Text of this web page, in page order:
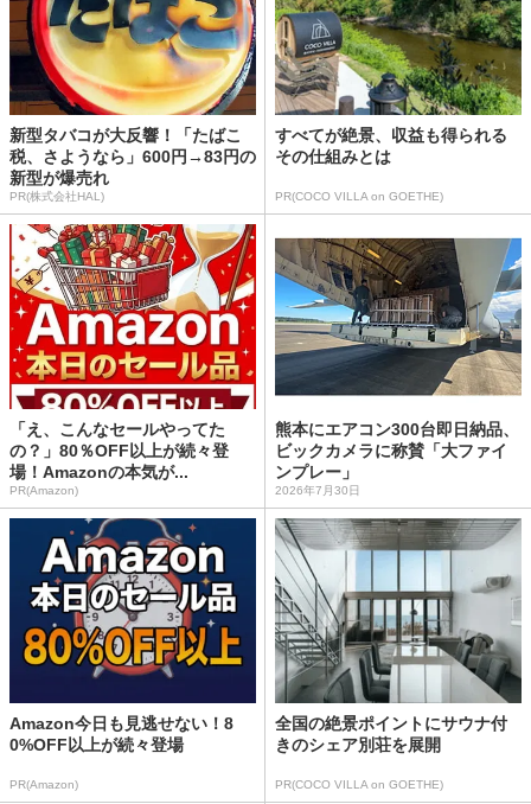
新型タバコが大反響！「たばこ
税、さようなら」600円→83円の
新型が爆売れ
PR(株式会社HAL)
すべてが絶景、収益も得られる
その仕組みとは
PR(COCO VILLA on GOETHE)
「え、こんなセールやってた
の？」80％OFF以上が続々登
場！Amazonの本気が...
PR(Amazon)
熊本にエアコン300台即日納品、
ビックカメラに称賛「大ファイ
ンプレー」
2026年7月30日
Amazon今日も見逃せない！8
0%OFF以上が続々登場
PR(Amazon)
全国の絶景ポイントにサウナ付
きのシェア別荘を展開
PR(COCO VILLA on GOETHE)